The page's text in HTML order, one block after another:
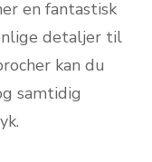
en fantastisk
detaljer til
kan du
samtidig